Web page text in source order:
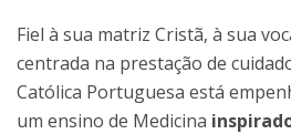
Fiel à sua matriz Cristã, à sua
centrada na prestação de
Católica Portuguesa está
um ensino de Medicina